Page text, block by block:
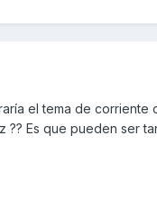
el tema de corriente
?? Es que pueden ser